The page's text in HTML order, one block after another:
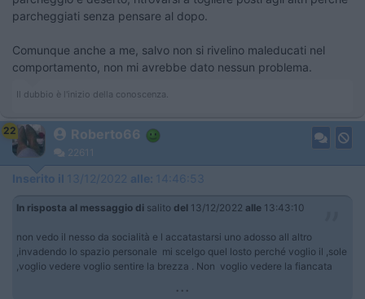
parcheggiati senza pensare al dopo.
Comunque anche a me, salvo non si rivelino maleducati nel
comportamento, non mi avrebbe dato nessun problema.
Il dubbio è l'inizio della conoscenza.
22 Roberto66
22611
Inserito il 13/12/2022 alle: 14:46:53
In risposta al messaggio di salito del 13/12/2022 alle 13:43:10
non vedo il nesso da socialità e l accatastarsi uno adosso all altro
,invadendo lo spazio personale mi scelgo quel losto perché voglio il ,sole
,voglio vedere voglio sentire la brezza . Non voglio vedere la fiancata
...